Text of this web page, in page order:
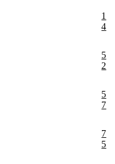
1
4
5
2
5
7
7
5